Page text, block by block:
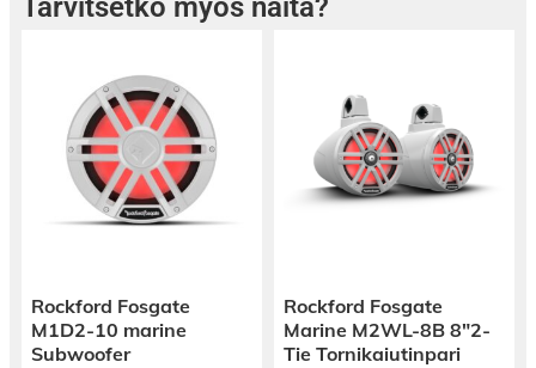
kirkkaiden korkeiden sävyjen seurassa – siinä
Tyylikkäät suunnittelut, luotettavuus ja
sitoutuminen innovaatioon tekevät
Soundigitalista valinnan niille, jotka vaativat
poikkeuksellista ääntä.
Tarvitsetko myös näitä?
Rockford Fosgate
M1D2-10 marine
Subwoofer
Rockford Fosgate
Marine M2WL-8B 8″2-
Tie Tornikaiutinpari